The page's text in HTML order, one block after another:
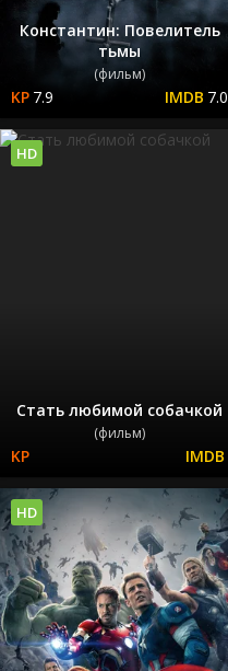
Константин: Повелитель
тьмы
(фильм)
7.9 7.0
Стать любимой собачкой
(фильм)
HD
HD